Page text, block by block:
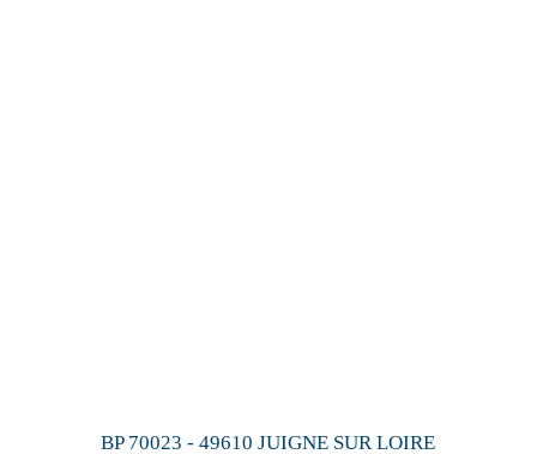
BP 70023 - 49610 JUIGNE SUR LOIRE